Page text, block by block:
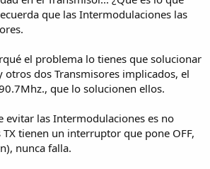
que las Intermodulaciones las
el problema lo tienes que solucionar
otros dos Transmisores implicados, el
que lo solucionen ellos.
evitar las Intermodulaciones es no
tienen un interruptor que pone OFF,
nunca falla.